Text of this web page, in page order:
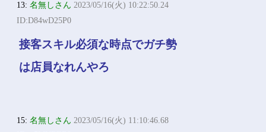
13:名無しさん 2023/05/16(火) 10:22:50.24
ID:D84wD25P0
接客スキル必須な時点でガチ勢
は店員なれんやろ
15:名無しさん 2023/05/16(火) 11:10:46.68